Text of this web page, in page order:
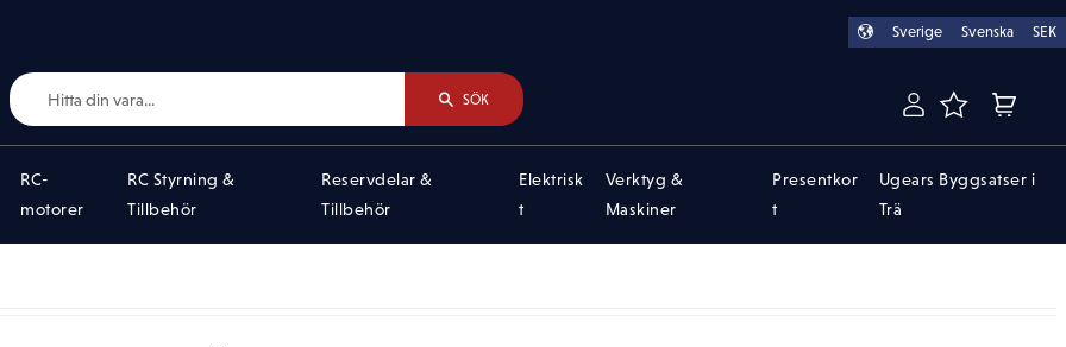
Sverige Svenska SEK
SÖK FAVORITER
RC-
motorer
RC Styrning &
Tillbehör
Reservdelar &
Tillbehör
Elektrisk
t
Verktyg &
Maskiner
Presentkor
t
Ugears Byggsatser i
Trä